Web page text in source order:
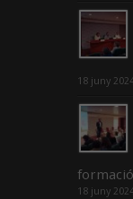
18 juny
formació
18 juny